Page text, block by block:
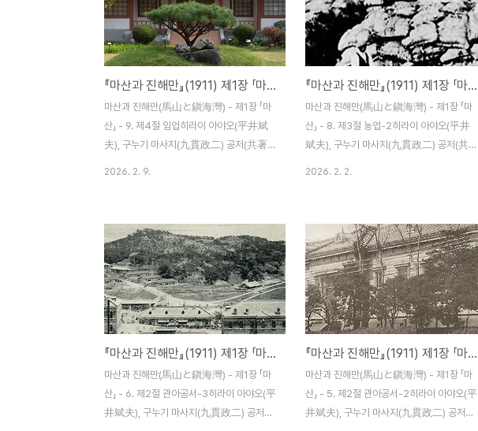
조선반도 중에서 으뜸가는 자리를 차지하고
특히 쌀은 그 품질이 아주 좋아 내지 쌀과 손
색이 없다. 이것들 쌀, 보리, 콩을 모아놓고 수
출하게 되는 것이다. 그 생산지방은 웅천, 칠
원, 진해, 영산, 함안, 창원, 의령, 김해, 덕산,
거제 등을 주로 하여 고성이나 사천 등에서도
다소 들어 오는 것이 있다. 수출..
라. 게다가 경남 일대의 옥야(沃野)를 안아
부근 일대는 농산물의 풍요로움으로 으뜸가
는 위치에 있어서 지방의 구매력도 비교적 높
아 무역상항(貿易商港)의 요소를 남김없이
갖춘 곳이라 하겠다. 오늘날의 마산 발전은
이 천연의 은혜에 힘입은 바가 아주 크다. 이
천혜를 이용해 더욱 당 지의 융성을 도모하는
것은 그야말..
『마산과 진해만』(1911) 제1장 「마산」 - 9. 제4절 임업
마산과 진해만(馬山と鎭海灣) - 제1장 「마
산」 - 9. 제4절 임업히라이 아야오(平井斌
夫), 구누기 마사지(九貫政二) 공저(共著) /
라고 한다. 특히 식수(植樹)에 적당한 산야가
많다는 것이 또 하나의 유망한 사업으로 들
수 있을 것이다. 그리고 이 풍토에 가장 맞는
수종은 소나무, 잣나무, 삼나무, 떡갈나무 등
이다. 그러나 예부터 임업에 관한 규제법이
없고 아주 방임해서 마음대로 나무를 잘라온
탓에 황폐 상태에 이르러 산이 벌거벗어 토사
의 붕괴도 심하다. 그래서 마산포 부근에 약
간의 식림 사업을 경영하고 남벌을 엄금해 왔
기..
2026. 2. 9.
『마산과 진해만』(1911) 제1장 「마산」 - 8. 제3절 농업-2
마산과 진해만(馬山と鎭海灣) - 제1장 「마
산」 - 8. 제3절 농업-2히라이 아야오(平井
斌夫), 구누기 마사지(九貫政二) 공저(共
농사 경영을 고려하는 분들이 참고로 해 주었
으면 한다.지목등급반(反)당의 시가(엔)반당
의 수확(석)세금(리)소작료(석)논상45.00벼
4.000.8001.40논중30.00벼
3.000.4801.00논하20.00벼
2.000.3200.60밭상12.00보리
2.500.4000.80콩1.500.160 밭중9.00
보리2.000.4000.60콩1.000.160 밭하
6.00보리1.500.4000.40콩0.60..
2026. 2. 2.
『마산과 진해만』(1911) 제1장 「마산」 - 6. 제2절 관아공서-3
마산과 진해만(馬山と鎭海灣) - 제1장 「마
산」 - 6. 제2절 관아공서-3히라이 아야오(平
井斌夫), 구누기 마사지(九貫政二) 공저
『마산과 진해만』(1911) 제1장 「마산」 - 5. 제2절 관아공서-2
마산과 진해만(馬山と鎭海灣) - 제1장 「마
산」 - 5. 제2절 관아공서-2히라이 아야오(平
井斌夫), 구누기 마사지(九貫政二) 공저